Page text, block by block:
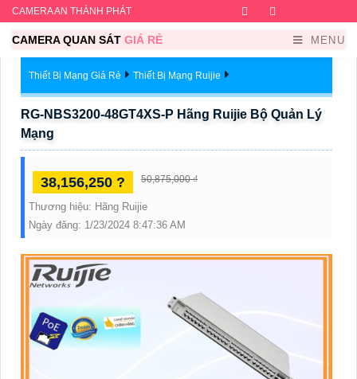
CAMERA AN THÀNH PHÁT Facebook
CAMERA QUAN SÁT GIÁ RẺ MENU
Thiết Bị Mạng Giá Rẻ Thiết Bị Mạng Ruijie
RG-NBS3200-48GT4XS-P Hãng Ruijie Bộ Quản Lý
Mạng
38,156,250 ? 50,875,000 ₫
Thương hiệu: Hãng Ruijie
Ngày đăng: 1/23/2024 8:47:36 AM